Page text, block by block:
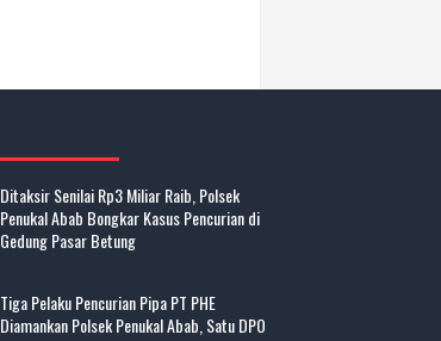
Ditaksir Senilai Rp3 Miliar Raib, Polsek
Penukal Abab Bongkar Kasus Pencurian di
Gedung Pasar Betung
Tiga Pelaku Pencurian Pipa PT PHE
Diamankan Polsek Penukal Abab, Satu DPO